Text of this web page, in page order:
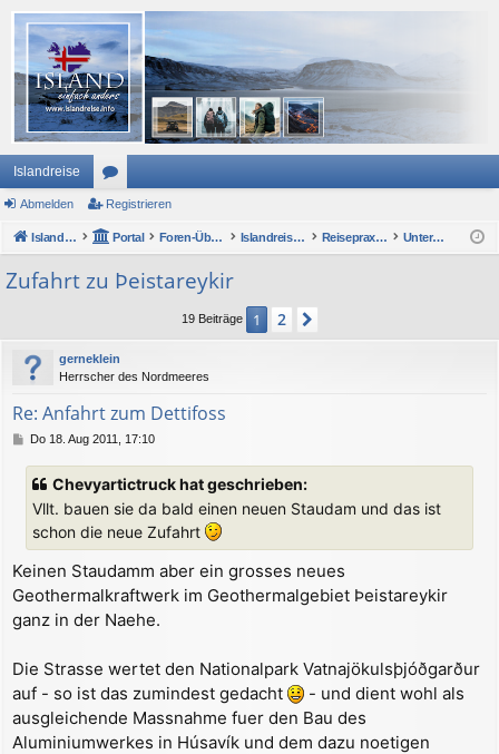
Islandreise
or
en
Abmelden Registrieren
Islandreise Portal Foren-Übersicht Islandreise Forum Reisepraxis - Urlaub in Island Unterwegs mit Auto oder Wohnmobil
Zufahrt zu Þeistareykir
19 Beiträge 1 2
gerneklein
Herrscher des Nordmeeres
Re: Anfahrt zum Dettifoss
BDo 18. Aug 2011, 17:10
Chevyartictruck hat geschrieben:
Vllt. bauen sie da bald einen neuen Staudam und das ist
schon die neue Zufahrt
Keinen Staudamm aber ein grosses neues
Geothermalkraftwerk im Geothermalgebiet Þeistareykir
ganz in der Naehe.
Die Strasse wertet den Nationalpark Vatnajökulsþjóðgarður
auf - so ist das zumindest gedacht
- und dient wohl als
ausgleichende Massnahme fuer den Bau des
Aluminiumwerkes in Húsavík und dem dazu noetigen